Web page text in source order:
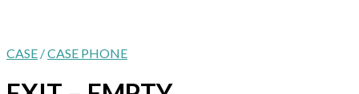
CASE /CASE PHONE